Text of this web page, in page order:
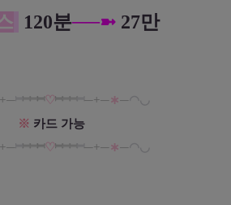
120분──➼27만
⎶⎶⎶♡⎶⎶⎶⎶ ─+─∗─
※ 카드 가능
⎶⎶⎶♡⎶⎶⎶⎶ ─+─∗─